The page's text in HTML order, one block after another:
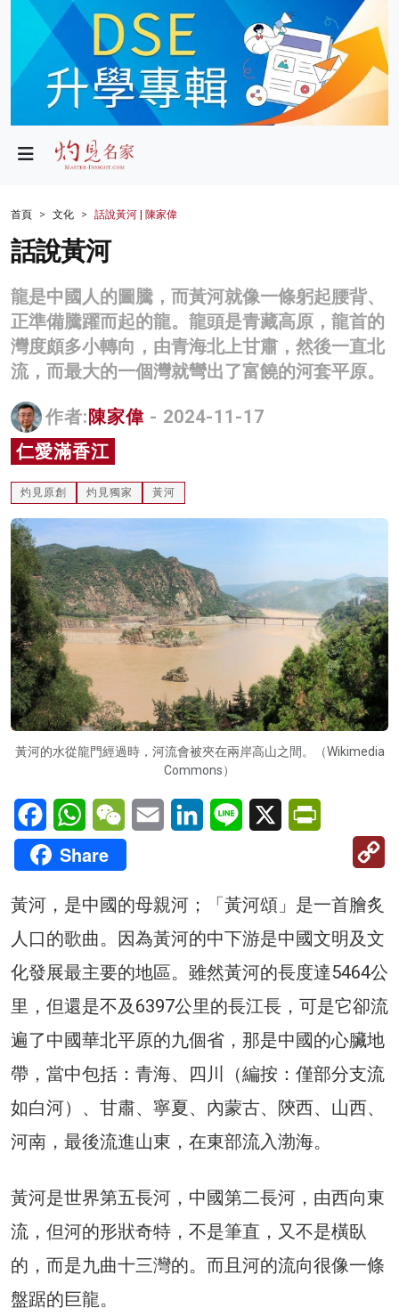
政局
財經
生活
商業
科技
名家榜
灼見活動
關於我們
首頁 文化 話說黃河 | 陳家偉
話說黃河
龍是中國人的圖騰，而黃河就像一條躬起腰背、
正準備騰躍而起的龍。龍頭是青藏高原，龍首的
灣度頗多小轉向，由青海北上甘肅，然後一直北
流，而最大的一個灣就彎出了富饒的河套平原。
作者: 陳家偉 - 2024-11-17
仁愛滿香江
灼見原創 灼見獨家 黃河
黃河的水從龍門經過時，河流會被夾在兩岸高山之間。（Wikimedia
Commons）
FacebookWhatsAppWeChatEmail LinkedInLine X
Share
黃河，是中國的母親河；「黃河頌」是一首膾炙
人口的歌曲。因為黃河的中下游是中國文明及文
化發展最主要的地區。雖然黃河的長度達5464公
里，但還是不及6397公里的長江長，可是它卻流
遍了中國華北平原的九個省，那是中國的心臟地
帶，當中包括：青海、四川（編按：僅部分支流
如白河）、甘肅、寧夏、內蒙古、陝西、山西、
河南，最後流進山東，在東部流入渤海。
黃河是世界第五長河，中國第二長河，由西向東
流，但河的形狀奇特，不是筆直，又不是橫臥
的，而是九曲十三灣的。而且河的流向很像一條
盤踞的巨龍。